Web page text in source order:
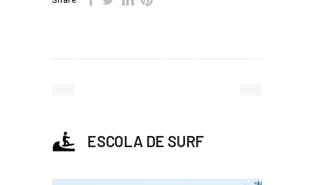
ESCOLA DE SURF